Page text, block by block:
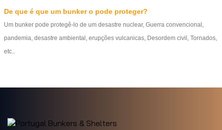
De que é que um bunker o pode proteger?
Um bunker pode protegê-lo de um desastre nuclear, Guerra convencional,
pandemia, desastre ambiental, erupções vulcanicas, Desordem civil, Tornados,
etc..